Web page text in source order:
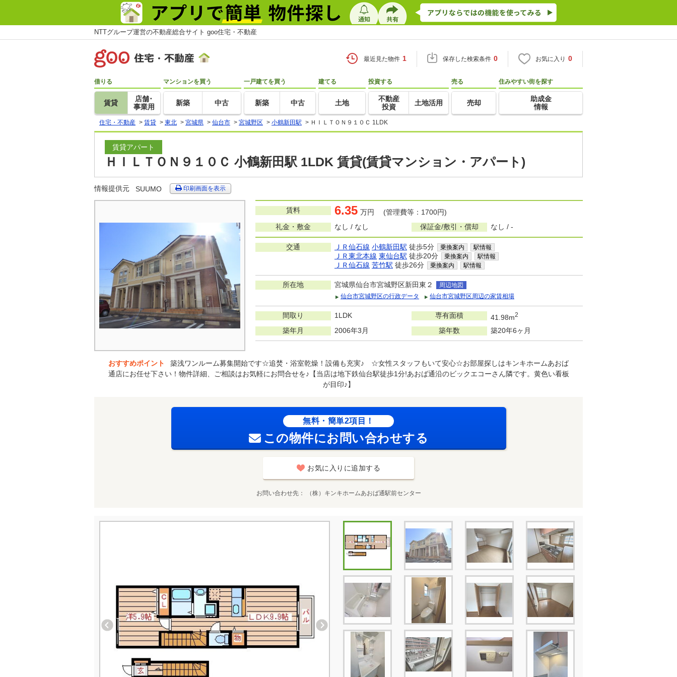
NTTグループ運営の不動産総合サイト goo住宅・不動産
最近見た物件 1 保存した検索条件 0 お気に入り 0
借りる
賃貸
店舗･
事業用
マンションを買う
新築 中古
一戸建てを買う
新築 中古
建てる
土地
投資する
不動産
投資
土地活用
売る
売却
住みやすい街を探す
助成金
情報
住宅・不動産 > 賃貸 > 東北 > 宮城県 > 仙台市 > 宮城野区 > 小鶴新田駅 > ＨＩＬＴＯＮ９１０Ｃ 1LDK
賃貸アパート
ＨＩＬＴＯＮ９１０Ｃ 小鶴新田駅 1LDK 賃貸(賃貸マンション・アパート)
情報提供元 SUUMO 印刷画面を表示
賃料 6.35 万円 (管理費等：1700円)
礼金・敷金
なし / なし 保証金/敷引・償却 なし / -
交通 ＪＲ仙石線 小鶴新田駅 徒歩5分 乗換案内 駅情報
ＪＲ東北本線 東仙台駅 徒歩20分 乗換案内 駅情報
ＪＲ仙石線 苦竹駅 徒歩26分 乗換案内 駅情報
所在地 宮城県仙台市宮城野区新田東２
周辺地図
仙台市宮城野区の行政データ
仙台市宮城野区周辺の家賃相場
間取り 1LDK 専有面積 41.98m2
築年月 2006年3月 築年数 築20年6ヶ月
おすすめポイント
築浅ワンルーム募集開始です☆追焚・浴室乾燥！設備も充実♪ ☆女性スタッフもいて安心☆お部屋探しはキンキホームあおば
通店にお任せ下さい！物件詳細、ご相談はお気軽にお問合せを♪【当店は地下鉄仙台駅徒歩1分!あおば通沿のビックエコーさん隣です。黄色い看板
が目印♪】
無料・簡単2項目！
この物件にお問い合わせする
お気に入りに追加する
お問い合わせ先 （株）キンキホームあおば通駅前センター